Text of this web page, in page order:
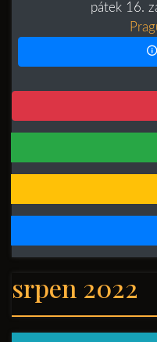
pátek 16.
srpen 2022